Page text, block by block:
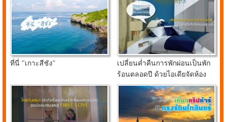
ที่นี่ "เกาะสีชัง"
เปลี่ยนค่ำคืนการพักผ่อนเป็นพัก
ร้อนตลอดปี ด้วยไอเดียจัดห้อง
นอนสุดคูลจาก อินเด็กซ์ ลิฟวิ่ง